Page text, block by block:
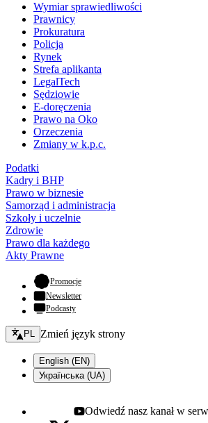
Wymiar sprawiedliwości
Prawnicy
Prokuratura
Policja
Rynek
Strefa aplikanta
LegalTech
Sędziowie
E-doręczenia
Prawo na Oko
Orzeczenia
Zmiany w k.p.c.
Podatki
Kadry i BHP
Prawo w biznesie
Samorząd i administracja
Szkoły i uczelnie
Zdrowie
Prawo dla każdego
Akty Prawne
Promocje- otwiera się w nowej karcie
Newsletter
Podcasty
Zmień język - bieżący:
PL Zmień język strony
English (EN)
Українська (UA)
Youtube - otwiera się w nowej karcie
Odwiedź nasz kanał w